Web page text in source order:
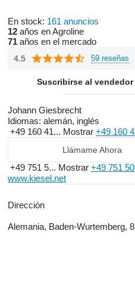
En stock: 161 anuncios
12 años en Agroline
71 años en el mercado
4.5 59 reseñas
Suscribirse al vendedor
Johann Giesbrecht
Idiomas: alemán, inglés
+49 160 41... Mostrar +49 160
Llámame Ahora
+49 751 5... Mostrar +49 751
www.kiesel.net
Dirección
Alemania, Baden-Wurtemberg,